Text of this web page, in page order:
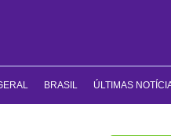
BRASIL ÚLTIMAS